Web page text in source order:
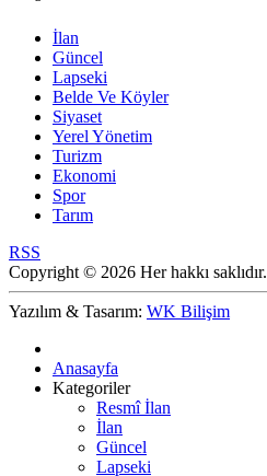
İlan
Güncel
Lapseki
Belde Ve Köyler
Siyaset
Yerel Yönetim
Turizm
Ekonomi
Spor
Tarım
RSS
Copyright © 2026 Her hakkı saklıdır.
Yazılım & Tasarım: WK Bilişim
Anasayfa
Kategoriler
Resmî İlan
İlan
Güncel
Lapseki